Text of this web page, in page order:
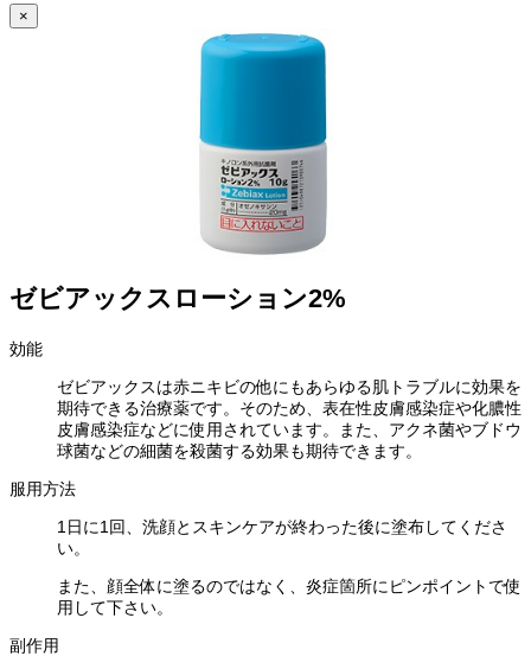
×
ゼビアックスローション2%
効能
ゼビアックスは赤ニキビの他にもあらゆる肌トラブルに効果を
期待できる治療薬です。そのため、表在性皮膚感染症や化膿性
皮膚感染症などに使用されています。また、アクネ菌やブドウ
球菌などの細菌を殺菌する効果も期待できます。
服用方法
1日に1回、洗顔とスキンケアが終わった後に塗布してくださ
い。
また、顔全体に塗るのではなく、炎症箇所にピンポイントで使
用して下さい。
副作用